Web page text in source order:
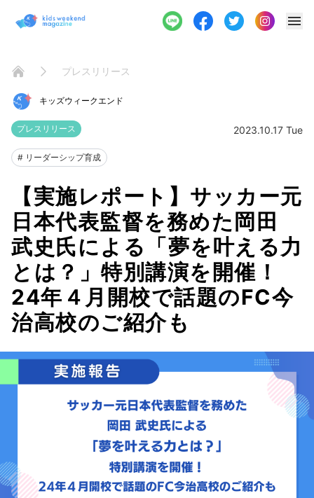
プレスリリース
キッズウィークエンド
プレスリリース 2023.10.17 Tue
# リーダーシップ育成
【実施レポート】サッカー元
日本代表監督を務めた岡田
武史氏による「夢を叶える力
とは？」特別講演を開催！
24年４月開校で話題のFC今
治高校のご紹介も